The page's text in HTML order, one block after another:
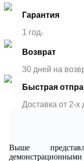
Гарантия
1 год*
Возврат
30 дней на
Быстрая
Доставка от 2-x
Выше
демонстрационными